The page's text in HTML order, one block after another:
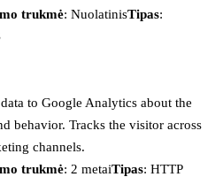
trukmė: NuolatinisTipas:
to Google Analytics about the
behavior. Tracks the visitor across
channels.
trukmė: 2 metaiTipas: HTTP